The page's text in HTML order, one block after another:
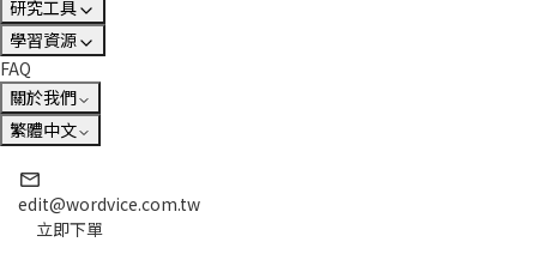
研究工具
學習資源
FAQ
關於我們
繁體中文
edit@wordvice.com.tw
立即下單